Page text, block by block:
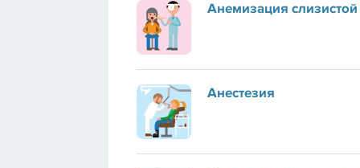
Анемизация слизистой
Анестезия